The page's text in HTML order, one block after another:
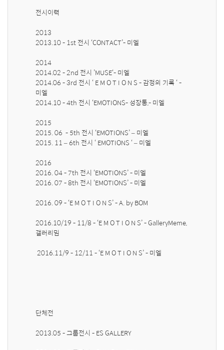
전시이력
2013
2013.10 - 1st 전시 ‘CONTACT’- 미엘
2014
2014.02 - 2nd 전시 ’MUSE‘- 미엘
2014.06 - 3rd 전시 ‘ E M O T I O N S - 감정의 기록 ‘ -
미엘
2014.10 - 4th 전시 ‘EMOTIONS- 성장통,- 미엘
2015
2015. 06  - 5th 전시 ‘EMOTIONS’ – 미엘
2015. 11 – 6th 전시 ‘ EMOTIONS ‘ – 미엘
2016
2016. 04 - 7th 전시 ‘EMOTIONS’ - 미엘
2016. 07 - 8th 전시 ‘EMOTIONS’ - 미엘
2016. 09 - ‘E M O T I O N S’ - A. by BOM
2016.10/19 - 11/8 - ‘E M O T I O N S’ - GalleryMeme,
갤러리밈
단체전
2013.05 - 그룹전시 - ES GALLERY